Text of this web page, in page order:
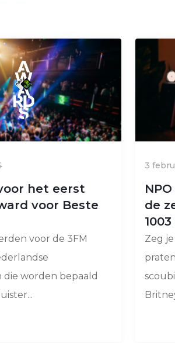
het eerst
voor Beste
voor de 3FM
worden bepaald
3
de
1003
Zeg